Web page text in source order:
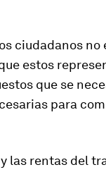
ciudadanos
estos
que se
para
las rentas del